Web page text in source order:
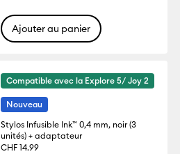
Ajouter au panier
Compatible avec la Explore 5/ Joy 2
Nouveau
Stylos Infusible Ink™ 0,4 mm, noir (3
unités) + adaptateur
CHF 14.99